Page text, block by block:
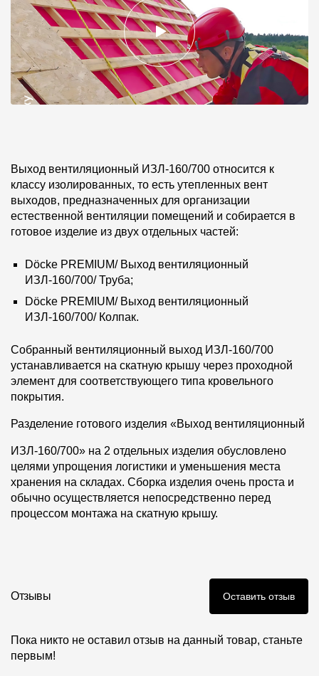
Выход вентиляционный ИЗЛ-160/700 относится к
классу изолированных, то есть утепленных вент
выходов, предназначенных для организации
естественной вентиляции помещений и собирается в
готовое изделие из двух отдельных частей:
Döcke PREMIUM/ Выход вентиляционный
ИЗЛ-160/700/ Труба;
Döcke PREMIUM/ Выход вентиляционный
ИЗЛ-160/700/ Колпак.
Собранный вентиляционный выход ИЗЛ-160/700
устанавливается на скатную крышу через проходной
элемент для соответствующего типа кровельного
покрытия.
Разделение готового изделия «Выход вентиляционный
ИЗЛ-160/700» на 2 отдельных изделия обусловлено
целями упрощения логистики и уменьшения места
хранения на складах. Сборка изделия очень проста и
обычно осуществляется непосредственно перед
процессом монтажа на скатную крышу.
Отзывы Оставить отзыв
Пока никто не оставил отзыв на данный товар, станьте
первым!